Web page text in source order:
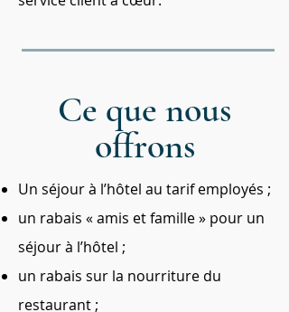
Ce que nous
offrons
Un séjour à l’hôtel au tarif employés ;
un rabais « amis et famille » pour un
séjour à l’hôtel ;
un rabais sur la nourriture du
restaurant ;